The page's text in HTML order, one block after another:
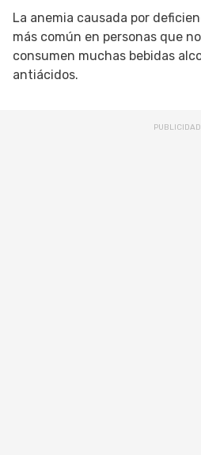
La anemia causada por
más común en personas que
consumen muchas bebidas
antiácidos.